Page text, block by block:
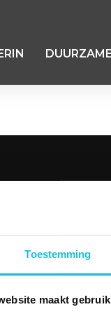
Toestemming
maakt
Service
Duurzame
Vergaderen